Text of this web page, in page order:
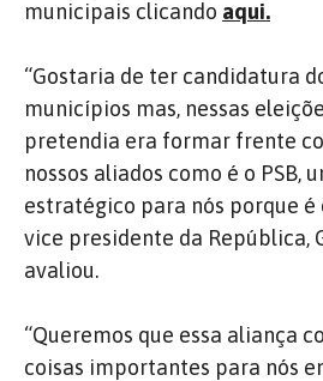
municipais clicando aqui.
“Gostaria de ter candidatura
municípios mas, nessas
pretendia era formar frente
nossos aliados como é o PSB,
estratégico para nós porque é
vice presidente da República,
avaliou.
“Queremos que essa aliança
coisas importantes para nós